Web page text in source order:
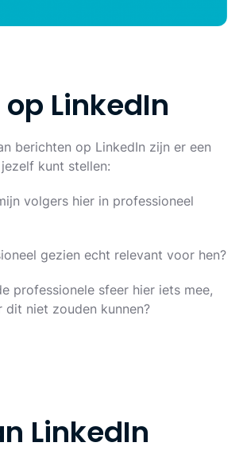
op LinkedIn
berichten op LinkedIn zijn er een
kunt stellen:
volgers hier in professioneel
gezien echt relevant voor hen?
professionele sfeer hier iets mee,
dit niet zouden kunnen?
n LinkedIn